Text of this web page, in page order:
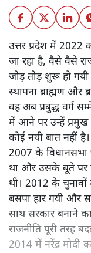
बसपा एक बार फिर
है। इसके लिए पूरे
गया। समापन समारोह
आश्वासन दिया कि
नहीं होगा और
अधिकारियों को सज़ा
उत्तर प्रदेश में
जा रहा है, वैसे वैसे
जोड़ तोड़ शुरू हो
स्थापना ब्राह्मण और
वह अब प्रबुद्ध वर्ग